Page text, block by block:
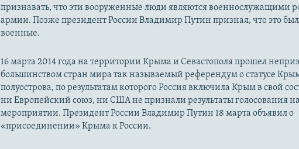
признавать, что эти вооруженные люди являются военнослужащими
армии. Позже президент России Владимир Путин признал, что это
военные.
16 марта 2014 года на территории Крыма и Севастополя прошел
большинством стран мира так называемый референдум о статусе
полуострова, по результатам которого Россия включила Крым в свой
ни Европейский союз, ни США не признали результаты голосования
мероприятии. Президент России Владимир Путин 18 марта объявил о
«присоединении» Крыма к России.